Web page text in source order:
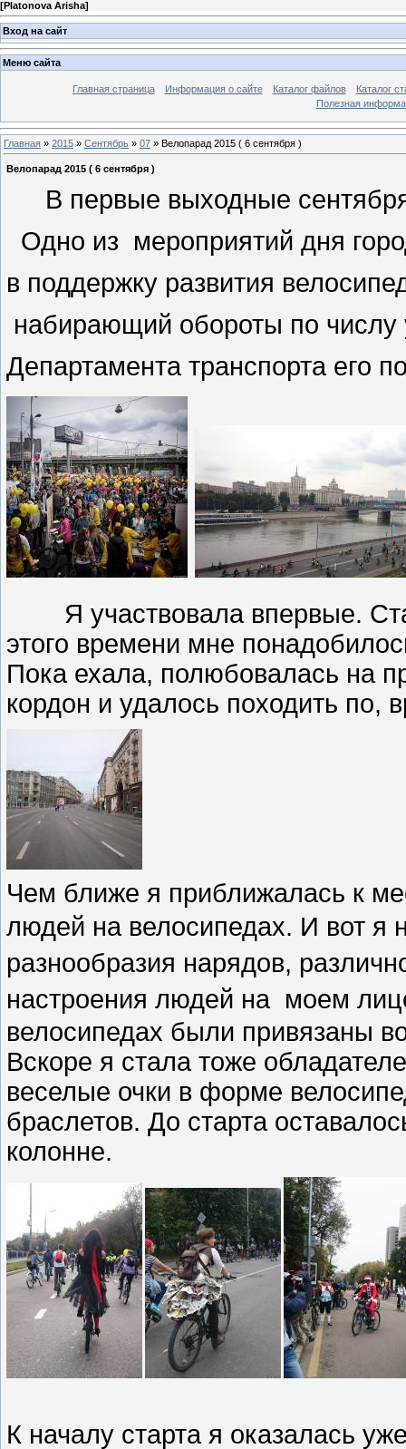
[Platonova Arisha]
Вход на сайт
Меню сайта
Главная страница Информация о сайте Каталог файлов
Каталог
Полезная
Главная » 2015 » Сентябрь » 07 » Велопарад 2015 ( 6 сентября )
Велопарад 2015 ( 6 сентября )
В первые выходные
Одно из мероприятий дня
в поддержку развития
набирающий обороты по числу
Департамента транспорта его
Я участвовала впервые.
этого времени мне
Пока ехала, полюбовалась на
кордон и удалось походить по,
Чем ближе я приближалась к
людей на велосипедах. И вот я
разнообразия нарядов,
настроения людей на моем
велосипедах были привязаны
Вскоре я стала тоже
веселые очки в форме
браслетов. До старта
колонне.
К началу старта я оказалась